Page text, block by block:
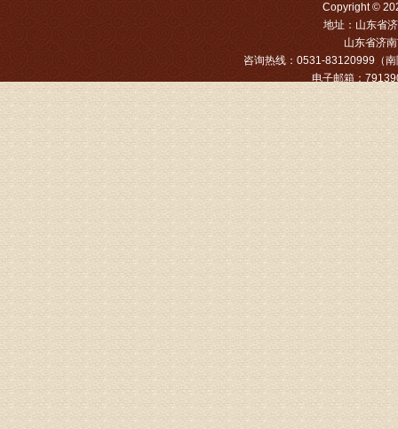
姓名：
病情描
专家回
姓名：
病情描
物灌注
由于你
来院就
姓名：
病情描
由于来
专家回
Copyright ©
地址：山东省
山东省济南
咨询热线：0531-83120999（
电子邮箱：